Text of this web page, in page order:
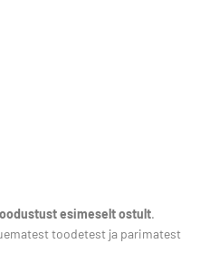
esimeselt ostult.
toodetest ja parimatest